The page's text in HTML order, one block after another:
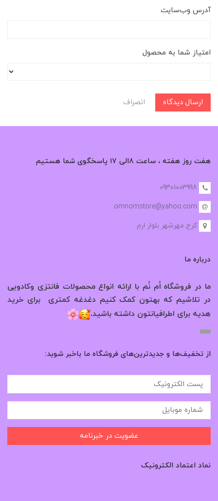
آدرس وب‌سایت
امتیاز شما به محصول
ارسال دیدگاه انصراف
هفت روز هفته ، ساعت ۸الی ۱۷ پاسخگوی شما هستیم
09301003998
omnomstore@yahoo.com
کرج مهرشهر بلوار ارم
درباره ما
ما در فروشگاه اُم نُم با ارائه انواع محصولات فانتزی وکادویی
در تلاشیم که بهتون کمک کنیم دغدغه کمتری برای خرید
هدیه برای اطرافیانتون داشته باشید.
از تخفیف‌ها و جدیدترین‌های فروشگاه ما باخبر شوید:
عضویت در خبرنامه
نماد اعتماد الکترونیک